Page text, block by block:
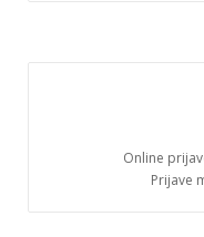
Online
Prijave